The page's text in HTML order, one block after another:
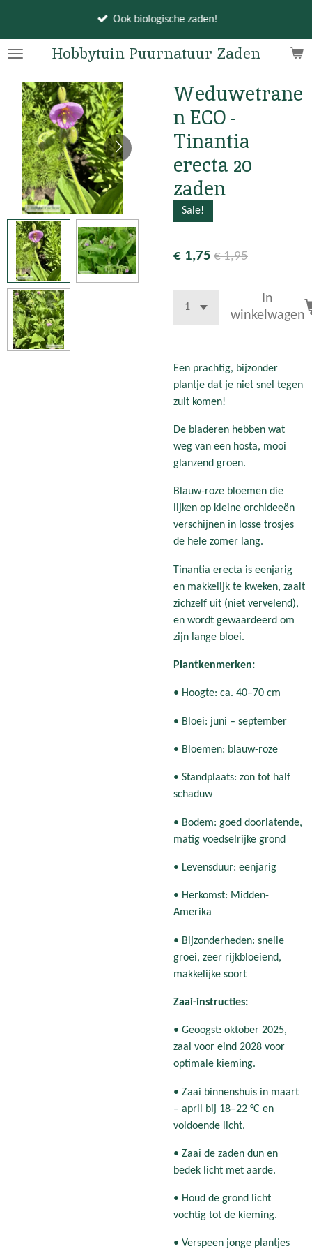
naar
hoofdinhoud
Hobbytuin Puurnatuur Zaden
Ook biologische zaden!
Weduwetrane
n ECO -
Tinantia
erecta 20
zaden
Sale!
€ 1,75 € 1,95
In
winkelwagen
Een prachtig, bijzonder
plantje dat je niet snel tegen
zult komen!
De bladeren hebben wat
weg van een hosta, mooi
glanzend groen.
Blauw-roze bloemen die
lijken op kleine orchideeën
verschijnen in losse trosjes
de hele zomer lang.
Tinantia erecta is eenjarig
en makkelijk te kweken, zaait
zichzelf uit (niet vervelend),
en wordt gewaardeerd om
zijn lange bloei.
Plantkenmerken:
• Hoogte: ca. 40–70 cm
• Bloei: juni – september
• Bloemen: blauw-roze
• Standplaats: zon tot half
schaduw
• Bodem: goed doorlatende,
matig voedselrijke grond
• Levensduur: eenjarig
• Herkomst: Midden-
Amerika
• Bijzonderheden: snelle
groei, zeer rijkbloeiend,
makkelijke soort
Zaai-instructies:
• Geoogst: oktober 2025,
zaai voor eind 2028 voor
optimale kieming.
• Zaai binnenshuis in maart
– april bij 18–22 °C en
voldoende licht.
• Zaai de zaden dun en
bedek licht met aarde.
• Houd de grond licht
vochtig tot de kieming.
• Verspeen jonge plantjes